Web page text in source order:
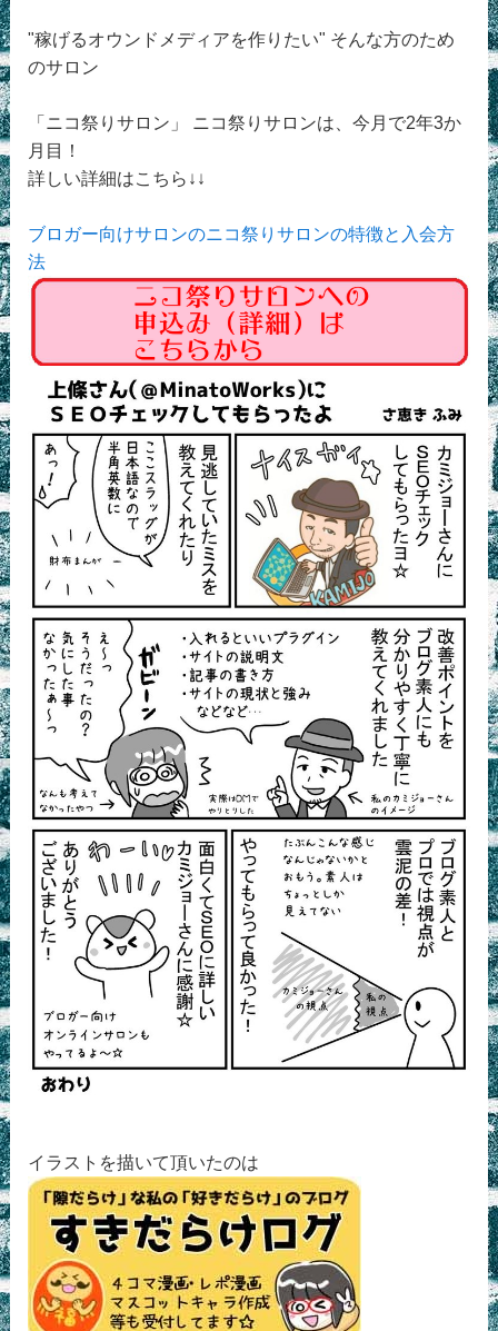
"稼げるオウンドメディアを作りたい" そんな方のため
のサロン
「ニコ祭りサロン」 ニコ祭りサロンは、今月で2年3か
月目！
詳しい詳細はこちら↓↓
ブロガー向けサロンのニコ祭りサロンの特徴と入会方
法
イラストを描いて頂いたのは